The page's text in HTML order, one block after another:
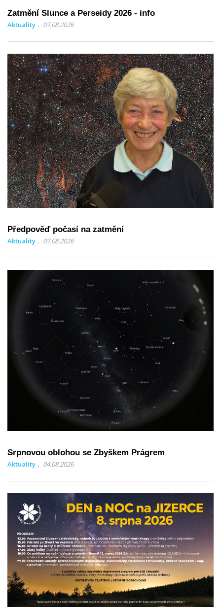
Zatmění Slunce a Perseidy 2026 - info
Aktuality 07.08.2026
Předpověď počasí na zatmění
Aktuality 07.08.2026
Srpnovou oblohou se Zbyškem Prágrem
Aktuality 04.08.2026